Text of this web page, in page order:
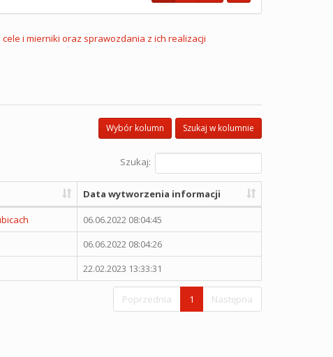
cele i mierniki oraz sprawozdania z ich realizacji
Szukaj w kolumnie
Wybór kolumn
Szukaj:
Data wytworzenia informacji
06.06.2022 08:04:45
06.06.2022 08:04:26
22.02.2023 13:33:31
Poprzednia 1 Następna